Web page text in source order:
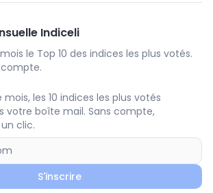
Indiceli
le Top 10 des indices les plus votés.
les 10 indices les plus votés
votre boîte mail. Sans compte,
clic.
S'inscrire